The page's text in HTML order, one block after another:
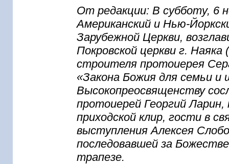
От редакции: В субботу, 6
Американский и Нью-
Зарубежной Церкви,
Покровской церкви г.
строителя протоиерея
«Закона Божия для семьи и
Высокопреосвященству
протоиерей Георгий Ларин,
приходской клир, гости в
выступления Алексея
последовавшей за
трапезе.